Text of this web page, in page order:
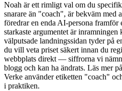
Noah är ett rimligt val om du
snarare än "coach", är bekväm med
föredrar en enda AI-persona framför
starkaste argumentet är inramningen
välputsade landningssidan tyder på
du vill veta priset säkert innan du
webbplats direkt — siffrorna vi
blogg och kan ha ändrats. Läs mer
Verke använder etiketten "coach"
i praktiken.